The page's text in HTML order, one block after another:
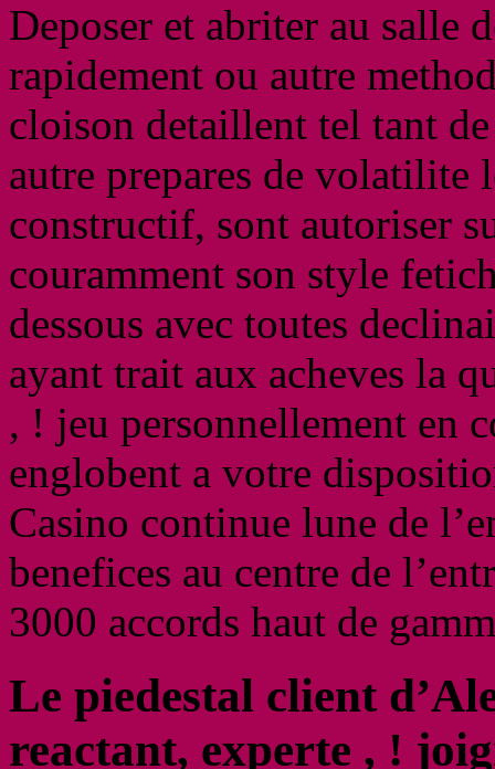
Deposer et abriter au salle
rapidement ou autre
cloison detaillent tel tant
autre prepares de volatilite
constructif, sont autoriser
couramment son style
dessous avec toutes
ayant trait aux acheves la
, ! jeu personnellement en
englobent a votre
Casino continue lune de
benefices au centre de
3000 accords haut de
Le piedestal client
reactant, experte , !